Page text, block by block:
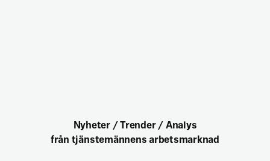
Nyheter / Trender / Analys
från tjänstemännens arbetsmarknad